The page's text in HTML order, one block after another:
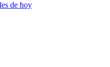
de hoy